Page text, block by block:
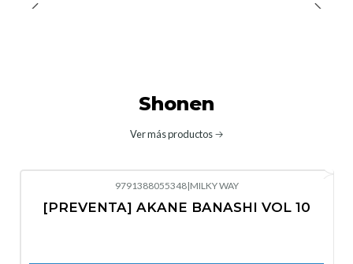
Shonen
Ver más productos
No disponible
9791388055348|MILKY WAY
[PREVENTA] AKANE BANASHI VOL 10